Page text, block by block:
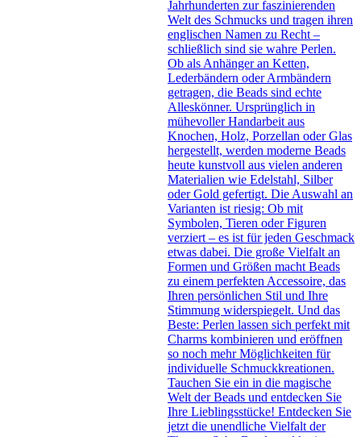
Jahrhunderten zur faszinierenden
Welt des Schmucks und tragen ihren
englischen Namen zu Recht –
schließlich sind sie wahre Perlen.
Ob als Anhänger an Ketten,
Lederbändern oder Armbändern
getragen, die Beads sind echte
Alleskönner. Ursprünglich in
mühevoller Handarbeit aus
Knochen, Holz, Porzellan oder Glas
hergestellt, werden moderne Beads
heute kunstvoll aus vielen anderen
Materialien wie Edelstahl, Silber
oder Gold gefertigt. Die Auswahl an
Varianten ist riesig: Ob mit
Symbolen, Tieren oder Figuren
verziert – es ist für jeden Geschmack
etwas dabei. Die große Vielfalt an
Formen und Größen macht Beads
zu einem perfekten Accessoire, das
Ihren persönlichen Stil und Ihre
Stimmung widerspiegelt. Und das
Beste: Perlen lassen sich perfekt mit
Charms kombinieren und eröffnen
so noch mehr Möglichkeiten für
individuelle Schmuckkreationen.
Tauchen Sie ein in die magische
Welt der Beads und entdecken Sie
Ihre Lieblingsstücke! Entdecken Sie
jetzt die unendliche Vielfalt der